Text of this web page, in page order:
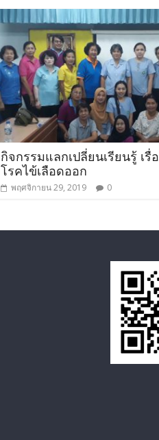
กิจกรรมแลกเปลี่ยนเรียนรู้ เ
โรคไข้เลือดออก
พฤศจิกายน 29, 2019 0